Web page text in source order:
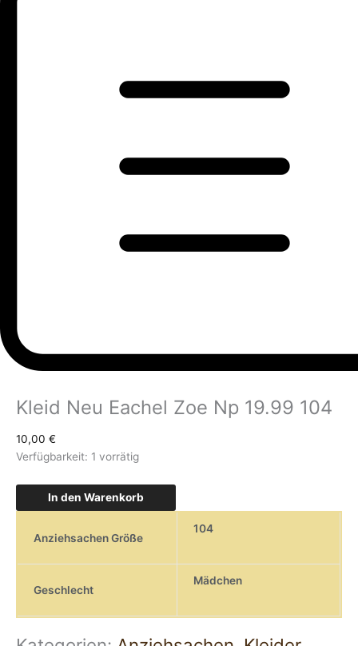
Kleid Neu Eachel Zoe Np 19.99 104
10,00 €
Verfügbarkeit: 1 vorrätig
In den Warenkorb
Anziehsachen Größe
104
Geschlecht
Mädchen